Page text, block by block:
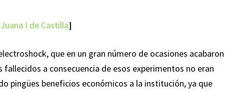
I de Castilla]
que en un gran número de ocasiones acabaron
a consecuencia de esos experimentos no eran
pingües beneficios económicos a la institución, ya que